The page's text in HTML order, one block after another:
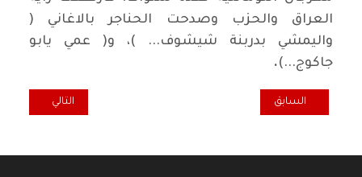
العراق والحزب وصدحت الحناجر بالاغاني (
واليمشي بدربنة شيشوف... )، و( عمي يابو
جاكوج...).
المقال السابق: الكاتب سلام القريني يوقّع "المفترس"
السابق المقال التالي:
التالي